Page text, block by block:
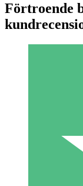
Betala per
Förtroende